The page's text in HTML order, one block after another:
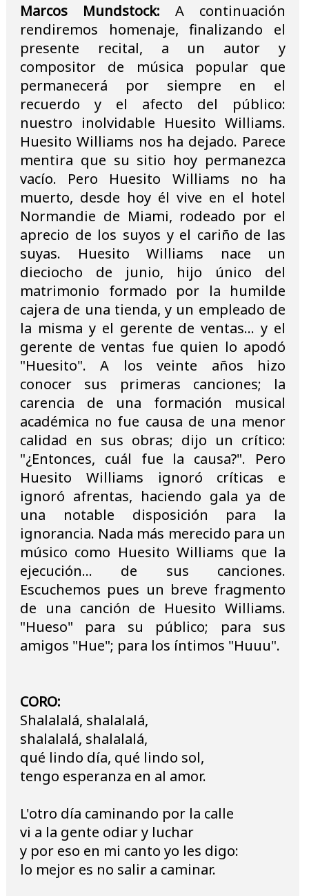
Marcos Mundstock: A continuación
rendiremos homenaje, finalizando el
presente recital, a un autor y
compositor de música popular que
permanecerá por siempre en el
recuerdo y el afecto del público:
nuestro inolvidable Huesito Williams.
Huesito Williams nos ha dejado. Parece
mentira que su sitio hoy permanezca
vacío. Pero Huesito Williams no ha
muerto, desde hoy él vive en el hotel
Normandie de Miami, rodeado por el
aprecio de los suyos y el cariño de las
suyas. Huesito Williams nace un
dieciocho de junio, hijo único del
matrimonio formado por la humilde
cajera de una tienda, y un empleado de
la misma y el gerente de ventas... y el
gerente de ventas fue quien lo apodó
"Huesito". A los veinte años hizo
conocer sus primeras canciones; la
carencia de una formación musical
académica no fue causa de una menor
calidad en sus obras; dijo un crítico:
"¿Entonces, cuál fue la causa?". Pero
Huesito Williams ignoró críticas e
ignoró afrentas, haciendo gala ya de
una notable disposición para la
ignorancia. Nada más merecido para un
músico como Huesito Williams que la
ejecución... de sus canciones.
Escuchemos pues un breve fragmento
de una canción de Huesito Williams.
"Hueso" para su público; para sus
amigos "Hue"; para los íntimos "Huuu".
CORO:
Shalalalá, shalalalá,
shalalalá, shalalalá,
qué lindo día, qué lindo sol,
tengo esperanza en al amor.
L'otro día caminando por la calle
vi a la gente odiar y luchar
y por eso en mi canto yo les digo:
lo mejor es no salir a caminar.